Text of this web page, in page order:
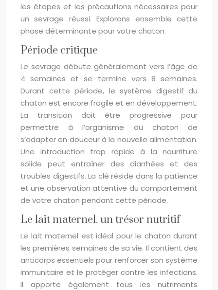
les étapes et les précautions nécessaires pour
un sevrage réussi. Explorons ensemble cette
phase déterminante pour votre chaton.
Période critique
Le sevrage débute généralement vers l’âge de
4 semaines et se termine vers 8 semaines.
Durant cette période, le système digestif du
chaton est encore fragile et en développement.
La transition doit être progressive pour
permettre à l’organisme du chaton de
s’adapter en douceur à la nouvelle alimentation.
Une introduction trop rapide à la nourriture
solide peut entraîner des diarrhées et des
troubles digestifs. La clé réside dans la patience
et une observation attentive du comportement
de votre chaton pendant cette période.
Le lait maternel, un trésor nutritif
Le lait maternel est idéal pour le chaton durant
les premières semaines de sa vie. Il contient des
anticorps essentiels pour renforcer son système
immunitaire et le protéger contre les infections.
Il apporte également tous les nutriments